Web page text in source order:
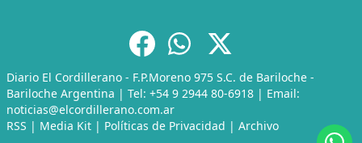
Diario El Cordillerano - F.P.Moreno 975 S.C. de Bariloche -
Bariloche Argentina | Tel: +54 9 2944 80-6918 | Email:
noticias@elcordillerano.com.ar
RSS | Media Kit | Políticas de Privacidad | Archivo